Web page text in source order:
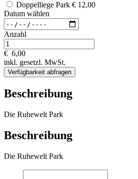
Doppelliege Park € 12,00
Datum wählen
Anzahl
€ 6,00
inkl. gesetzl. MwSt.
Verfügbarkeit abfragen
Beschreibung
Die Ruhewelt Park
Beschreibung
Die Ruhewelt Park